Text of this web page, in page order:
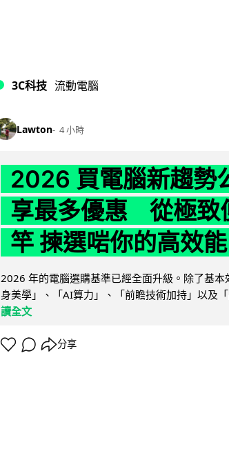
3C科技 流動電腦
Lawton 4 小時
2026 買電腦新趨勢
享最多優惠 從極致
竿 揀選啱你的高效
2026 年的電腦選購基準已經全面升級。除了基
身美學」、「AI算力」、「前瞻技術加持」以及
讀全文
分享